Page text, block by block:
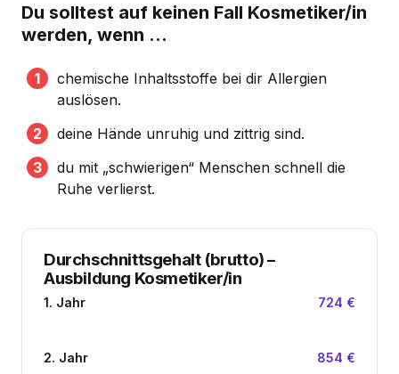
Du solltest auf keinen Fall Kosmetiker/in
werden, wenn …
chemische Inhaltsstoffe bei dir Allergien
auslösen.
deine Hände unruhig und zittrig sind.
du mit „schwierigen“ Menschen schnell die
Ruhe verlierst.
Durchschnittsgehalt (brutto)–
Ausbildung Kosmetiker/in
1. Jahr 724 €
2. Jahr 854 €